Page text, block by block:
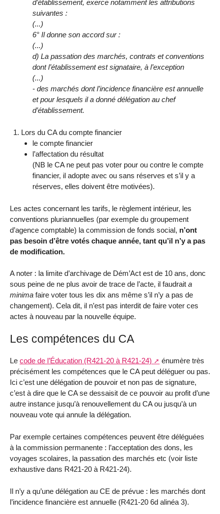
d’établissement, exerce notamment les attributions
suivantes :
(...)
6° Il donne son accord sur :
(...)
d) La passation des marchés, contrats et conventions
dont l’établissement est signataire, à l’exception
(...)
- des marchés dont l’incidence financière est annuelle
et pour lesquels il a donné délégation au chef
d’établissement.
Lors du CA du compte financier
le compte financier
l’affectation du résultat
(NB le CA ne peut pas voter pour ou contre le compte
financier, il adopte avec ou sans réserves et s’il y a
réserves, elles doivent être motivées).
Les actes concernant les tarifs, le règlement intérieur, les
conventions pluriannuelles (par exemple du groupement
d’agence comptable) la commission de fonds social, n’ont
pas besoin d’être votés chaque année, tant qu’il n’y a pas
de modification.
A noter : la limite d’archivage de Dém’Act est de 10 ans, donc
sous peine de ne plus avoir de trace de l’acte, il faudrait a
minima faire voter tous les dix ans même s’il n’y a pas de
changement). Cela dit, il n’est pas interdit de faire voter ces
actes à nouveau par la nouvelle équipe.
Les compétences du CA
Le code de l’Éducation (R421-20 à R421-24)
énumère très
précisément les compétences que le CA peut déléguer ou pas.
Ici c’est une délégation de pouvoir et non pas de signature,
c’est à dire que le CA se dessaisit de ce pouvoir au profit d’une
autre instance jusqu’à renouvellement du CA ou jusqu’à un
nouveau vote qui annule la délégation.
Par exemple certaines compétences peuvent être déléguées
à la commission permanente : l’acceptation des dons, les
voyages scolaires, la passation des marchés etc (voir liste
exhaustive dans R421-20 à R421-24).
Il n’y a qu’une délégation au CE de prévue : les marchés dont
l’incidence financière est annuelle (R421-20 6d alinéa 3).